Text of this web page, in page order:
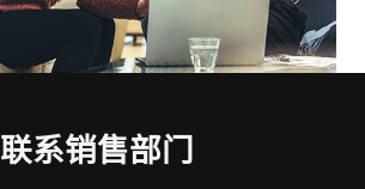
联系销售部门